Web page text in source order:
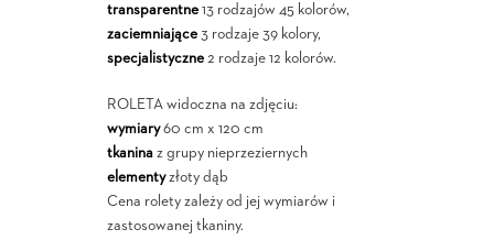
transparentne13 rodzajów 45 kolorów,
zaciemniające3 rodzaje 39 kolory,
specjalistyczne2 rodzaje 12 kolorów.
ROLETA widoczna na zdjęciu:
wymiary60 cm x 120 cm
tkaninaz grupy nieprzeziernych
elementyzłoty dąb
Cena rolety zależy od jej wymiarów i
zastosowanej tkaniny.